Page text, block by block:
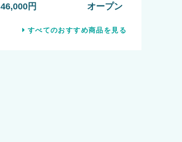
46,000円 オープン
すべてのおすすめ商品を見る